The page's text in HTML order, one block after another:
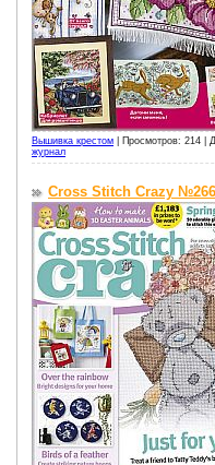
Вышивка крестом Просмотров: 214 |
журнал
Cross Stitch Crazy